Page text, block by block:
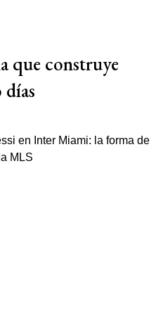
que construye
días